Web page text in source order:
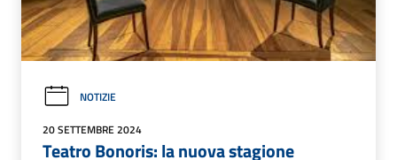
NOTIZIE
20 SETTEMBRE 2024
Teatro Bonoris: la nuova stagione